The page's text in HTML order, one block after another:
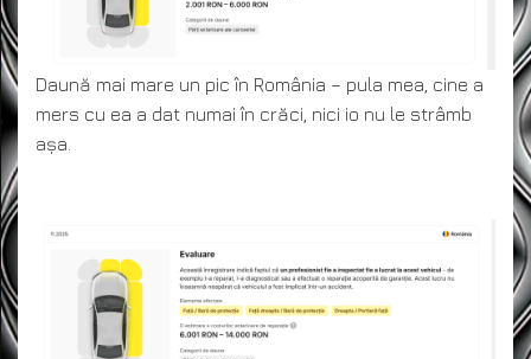
Daună mai mare un pic în România – pula mea, cine a
mers cu ea a dat numai în crăci, nici io nu le strâmb
așa.